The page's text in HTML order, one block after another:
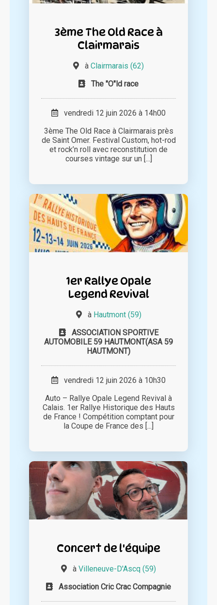
3ème The Old Race à
Clairmarais
à Clairmarais (62)
The "O"ld race
vendredi 12 juin 2026 à 14h00
3ème The Old Race à Clairmarais près
de Saint Omer. Festival Custom, hot-rod
et rock’n roll avec reconstitution de
courses vintage sur un [...]
1er Rallye Opale
Legend Revival
à Hautmont (59)
ASSOCIATION SPORTIVE
AUTOMOBILE 59 HAUTMONT(ASA 59
HAUTMONT)
vendredi 12 juin 2026 à 10h30
Auto – Rallye Opale Legend Revival à
Calais. 1er Rallye Historique des Hauts
de France ! Compétition comptant pour
la Coupe de France des [...]
Concert de l'équipe
à Villeneuve-D'Ascq (59)
Association Cric Crac Compagnie